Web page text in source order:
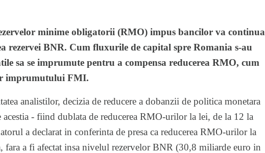
minime obligatorii (RMO) impus bancilor va continua
rezervei BNR. Cum fluxurile de capital spre Romania s-au
sa se imprumute pentru a compensa reducerea RMO, cum
imprumutului FMI.
analistilor, decizia de reducere a dobanzii de politica monetara
- fiind dublata de reducerea RMO-urilor la lei, de la 12 la
a declarat in conferinta de presa ca reducerea RMO-urilor la
a fi afectat insa nivelul rezervelor BNR (30,8 miliarde euro in